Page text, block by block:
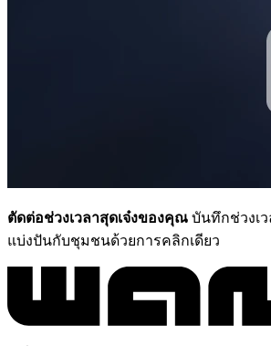
ตัดต่อช่วงเวลาสุดเจ๋งของคุณ บันทึกช่วงเ
แบ่งปันกับชุมชนด้วยการคลิกเดียว